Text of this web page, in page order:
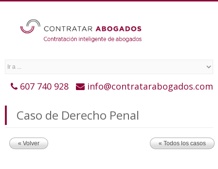
607 740 928 info@contratarabogados.com
Caso de Derecho Penal
« Volver « Todos los casos